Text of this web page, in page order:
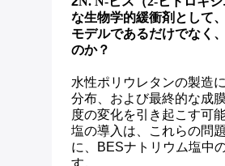
な生物学的緩衝剤として
モデルであるだけでなく
のか？
水性ポリウレタンの製造
分布、および最終的な成
度の変化を引き起こす可
塩の導入は、これらの問
に、BESナトリウム塩中
す。